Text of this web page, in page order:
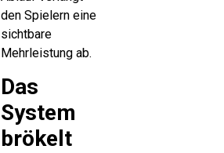
den Spielern eine
sichtbare
Mehrleistung ab.
Das
System
brökelt